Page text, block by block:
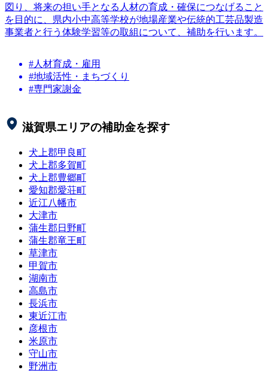
図り、将来の担い手となる人材の育成・確保につなげること
を目的に、県内小中高等学校が地場産業や伝統的工芸品製造
事業者と行う体験学習等の取組について、補助を行います。
#人材育成・雇用
#地域活性・まちづくり
#専門家謝金
滋賀県エリアの補助金を探す
犬上郡甲良町
犬上郡多賀町
犬上郡豊郷町
愛知郡愛荘町
近江八幡市
大津市
蒲生郡日野町
蒲生郡竜王町
草津市
甲賀市
湖南市
高島市
長浜市
東近江市
彦根市
米原市
守山市
野洲市